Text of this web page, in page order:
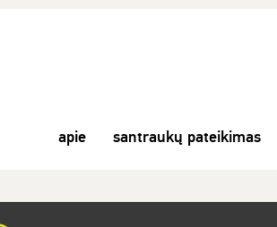
apie santraukų pateikimas